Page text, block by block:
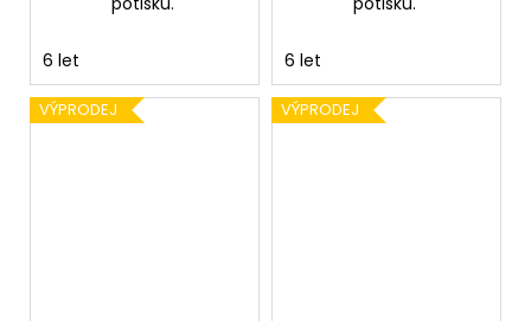
6 let 6 let
VÝPRODEJ VÝPRODEJ